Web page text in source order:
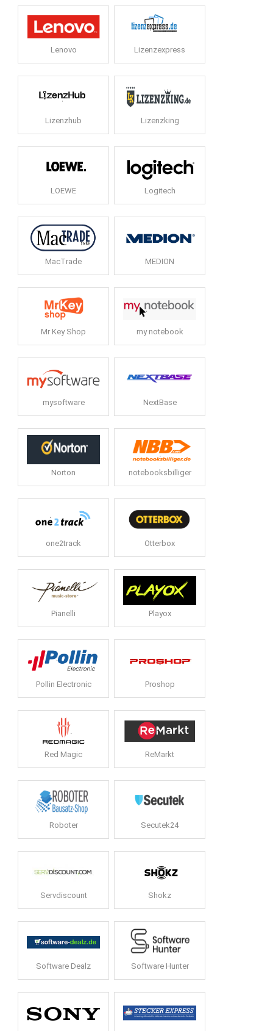
Lenovo Lizenzexpress
Lizenzhub Lizenzking
LOEWE Logitech
MacTrade MEDION
Mr Key Shop my notebook
mysoftware NextBase
Norton notebooksbilliger
one2track Otterbox
Pianelli Playox
Pollin Electronic Proshop
Red Magic ReMarkt
Roboter Secutek24
Servdiscount Shokz
Software Dealz Software Hunter